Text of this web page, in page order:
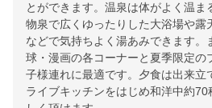
とができます。温泉は体がよく温ま
物泉で広くゆったりした大浴場や露
などで気持ちよく湯あみできます。
球・漫画の各コーナーと夏季限定の
子様連れに最適です。夕食は出来立
ライブキッチンをはじめ和洋中約